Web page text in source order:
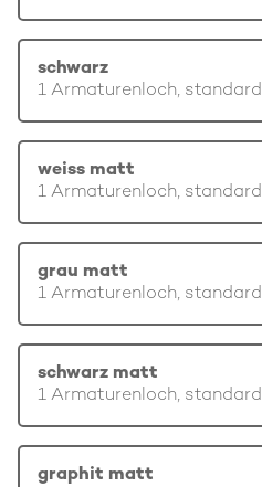
schwarz
1 Armaturenloch, standard
weiss matt
1 Armaturenloch, standard
grau matt
1 Armaturenloch, standard
schwarz matt
1 Armaturenloch, standard
graphit matt